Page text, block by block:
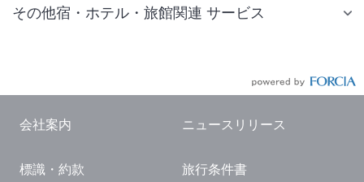
仙台 ホテル
東京ドーム ホテル
横浜 ホテル
その他宿・ホテル・旅館関連 サービス
国内観光ガイド
会社案内 ニュースリリース
標識・約款 旅行条件書